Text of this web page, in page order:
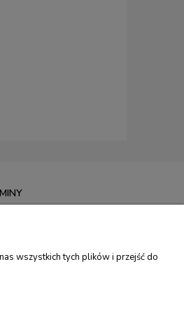
LOJALNOŚCIOWY
wszystkich tych plików i przejść do